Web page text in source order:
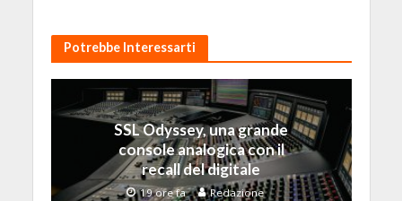
Potrebbe Interessarti
SSL Odyssey, una grande
console analogica con il
recall del digitale
19 ore fa Redazione